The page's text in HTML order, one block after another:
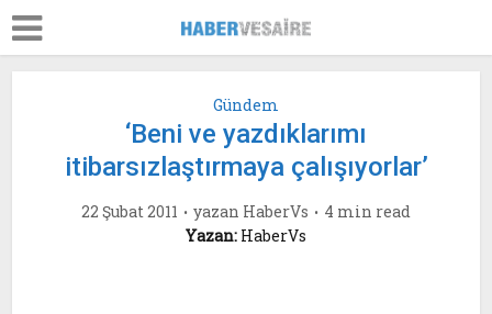
Gündem
‘Beni ve yazdıklarımı
itibarsızlaştırmaya çalışıyorlar’
22 Şubat 2011 yazan HaberVs
4 min read
Yazan: HaberVs